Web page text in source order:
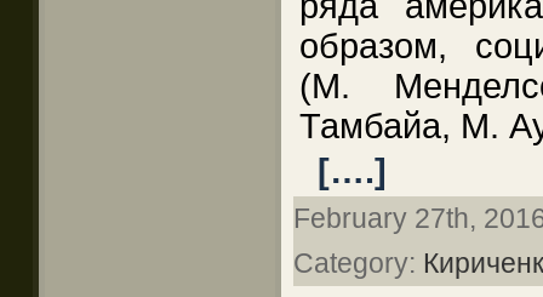
образом,
(М.
Тамбайа, М.
[….]
February 27th,
Category: